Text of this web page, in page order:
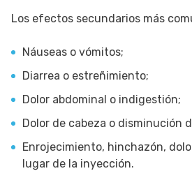
Los efectos secundarios más
Náuseas o vómitos;
Diarrea o estreñimiento;
Dolor abdominal o indigestión;
Dolor de cabeza o disminución
Enrojecimiento, hinchazón,
lugar de la inyección.